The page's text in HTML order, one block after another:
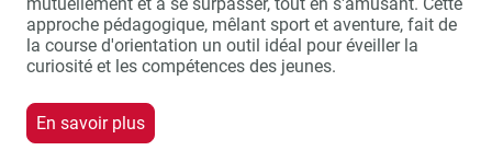
approche pédagogique, mêlant sport et aventure, fait de
la course d'orientation un outil idéal pour éveiller la
curiosité et les compétences des jeunes.
En savoir plus